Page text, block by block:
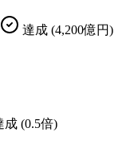
達成 (4,200億円)
成 (0.5倍)